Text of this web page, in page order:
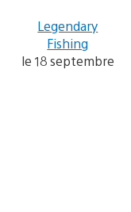
Legendary
Fishing
le 18 septembre